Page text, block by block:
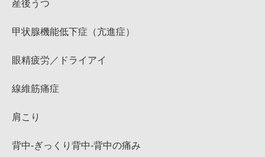
産後うつ
甲状腺機能低下症（亢進症）
眼精疲労／ドライアイ
線維筋痛症
肩こり
背中‐ぎっくり背中‐背中の痛み